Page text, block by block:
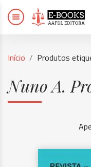
Início Produtos
Nuno A.